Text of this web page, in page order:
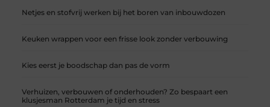
Netjes en stofvrij werken bij het boren van inbouwdozen
Keuken wrappen voor een frisse look zonder verbouwing
Kies eerst je boodschap dan pas de vorm
Verhuizen, verbouwen of onderhouden? Zo bespaart een
klusjesman Rotterdam je tijd en stress